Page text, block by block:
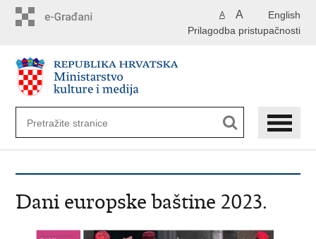
English
A A
Prilagodba pristupačnosti
Dani europske baštine 2023.